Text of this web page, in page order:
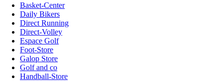
Basket-Center
Daily Bikers
Direct Running
Direct-Volley
Espace Golf
Foot-Store
Galop Store
Golf and co
Handball-Store